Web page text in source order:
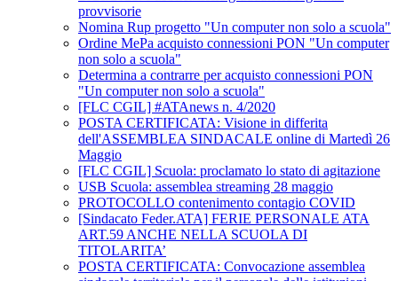
provvisorie
Nomina Rup progetto "Un computer non solo a scuola"
Ordine MePa acquisto connessioni PON "Un computer
non solo a scuola"
Determina a contrarre per acquisto connessioni PON
"Un computer non solo a scuola"
[FLC CGIL] #ATAnews n. 4/2020
POSTA CERTIFICATA: Visione in differita
dell'ASSEMBLEA SINDACALE online di Martedì 26
Maggio
[FLC CGIL] Scuola: proclamato lo stato di agitazione
USB Scuola: assemblea streaming 28 maggio
PROTOCOLLO contenimento contagio COVID
[Sindacato Feder.ATA] FERIE PERSONALE ATA
ART.59 ANCHE NELLA SCUOLA DI
TITOLARITA’
POSTA CERTIFICATA: Convocazione assemblea